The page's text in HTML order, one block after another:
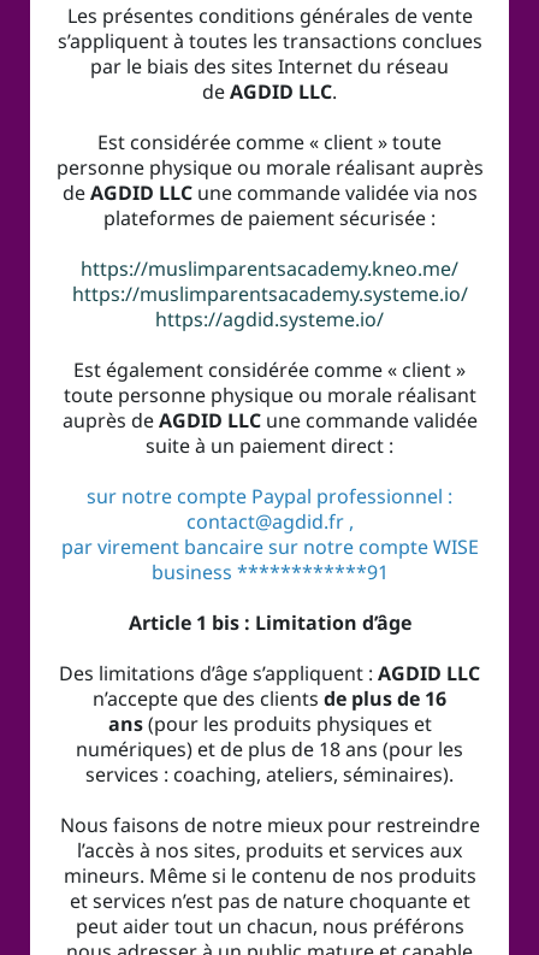
Les présentes conditions générales de vente
s’appliquent à toutes les transactions conclues
par le biais des sites Internet du réseau
deAGDID LLC.
Est considérée comme « client » toute
personne physique ou morale réalisant auprès
deAGDID LLC une commande validée via nos
plateformes de paiement sécurisée :
https://muslimparentsacademy.kneo.me/
https://muslimparentsacademy.systeme.io/
https://agdid.systeme.io/
Est également considérée comme « client »
toute personne physique ou morale réalisant
auprès deAGDID LLCune commande validée
suite à un paiement direct :
sur notre compte Paypal professionnel :
contact@agdid.fr,
par virement bancaire sur notre compte WISE
business ************91
Article 1 bis : Limitation d’âge
Des limitations d’âge s’appliquent : AGDID LLC
n’accepte que des clients de plus de 16
ans(pour les produits physiques et
numériques) et de plus de 18 ans (pour les
services : coaching, ateliers, séminaires).
Nous faisons de notre mieux pour restreindre
l’accès à nos sites, produits et services aux
mineurs. Même si le contenu de nos produits
et services n’est pas de nature choquante et
peut aider tout un chacun, nous préférons